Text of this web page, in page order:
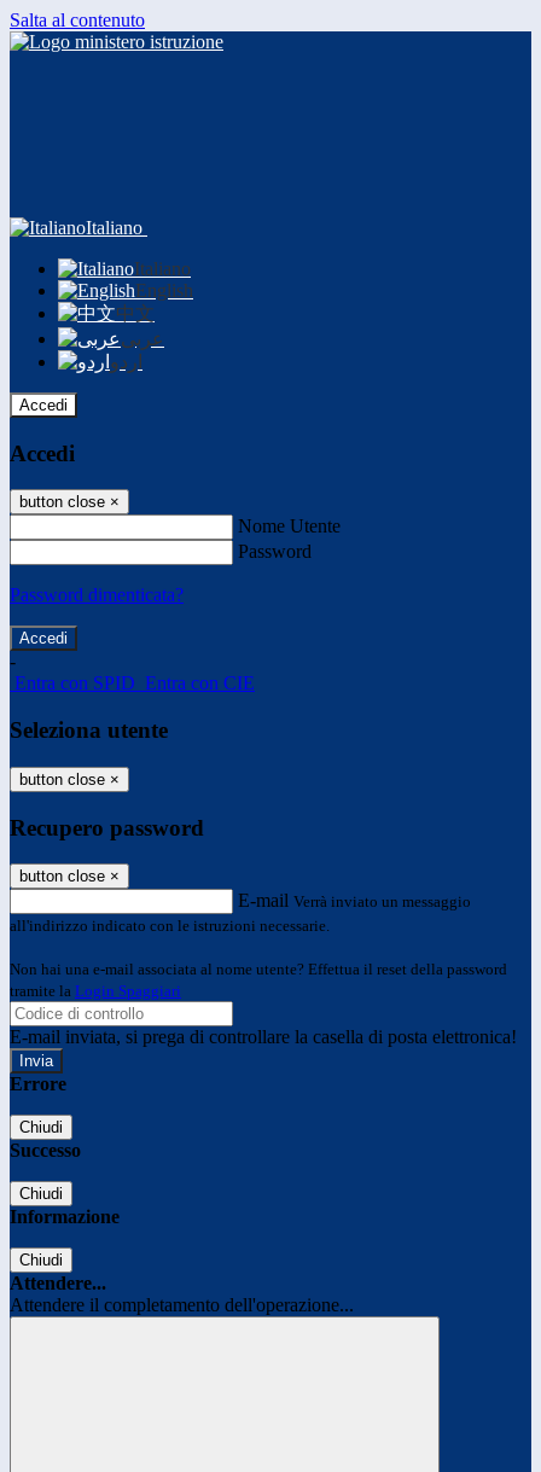
Salta al contenuto
Italiano
Italiano
English
中文
عربى
اردو
Accedi
Accedi
button close ×
Nome Utente
Password
Password dimenticata?
-
Entra con SPID Entra con CIE
Seleziona utente
button close ×
Recupero password
button close ×
E-mail Verrà inviato un messaggio
all'indirizzo indicato con le istruzioni necessarie.
Non hai una e-mail associata al nome utente? Effettua il reset della password
tramite la Login Spaggiari
E-mail inviata, si prega di controllare la casella di posta elettronica!
Errore
Chiudi
Successo
Chiudi
Informazione
Chiudi
Attendere...
Attendere il completamento dell'operazione...